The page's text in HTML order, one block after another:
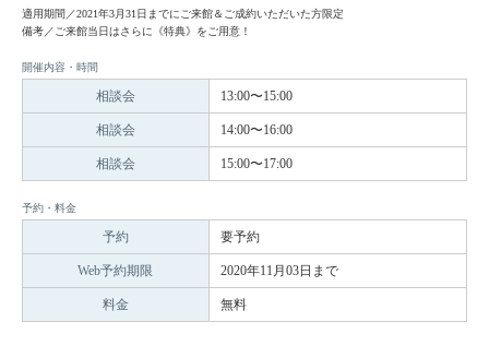
適用期間／2021年3月31日までにご来館＆ご成約いただいた方限定
備考／ご来館当日はさらに《特典》をご用意！
開催内容・時間
相談会 13:00〜15:00
相談会 14:00〜16:00
相談会 15:00〜17:00
予約・料金
予約 要予約
Web予約期限 2020年11月03日まで
料金 無料